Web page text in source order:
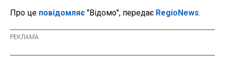
Про це повідомляє "Відомо", передає RegioNews.